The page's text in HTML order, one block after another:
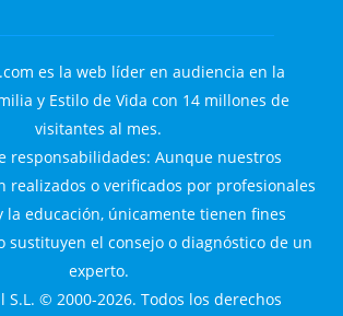
es la web líder en audiencia en la
y Estilo de Vida con 14 millones de
visitantes al mes.
responsabilidades: Aunque nuestros
realizados o verificados por profesionales
la educación, únicamente tienen fines
sustituyen el consejo o diagnóstico de un
experto.
S.L. © 2000-2026. Todos los derechos